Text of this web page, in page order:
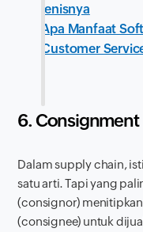
jenisnya
Apa Manfaat
Customer
6. Consignment
Dalam supply chain,
satu arti. Tapi yang
(consignor)
(consignee) untuk